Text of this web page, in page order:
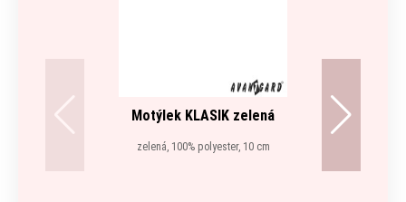
Motýlek KLASIK zelená
zelená, 100% polyester, 10 cm